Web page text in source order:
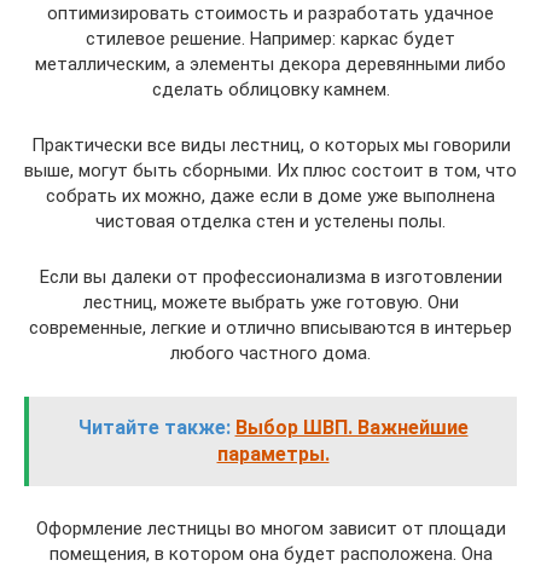
оптимизировать стоимость и разработать удачное
стилевое решение. Например: каркас будет
металлическим, а элементы декора деревянными либо
сделать облицовку камнем.
Практически все виды лестниц, о которых мы говорили
выше, могут быть сборными. Их плюс состоит в том, что
собрать их можно, даже если в доме уже выполнена
чистовая отделка стен и устелены полы.
Если вы далеки от профессионализма в изготовлении
лестниц, можете выбрать уже готовую. Они
современные, легкие и отлично вписываются в интерьер
любого частного дома.
Читайте также: Выбор ШВП. Важнейшие
параметры.
Оформление лестницы во многом зависит от площади
помещения, в котором она будет расположена. Она